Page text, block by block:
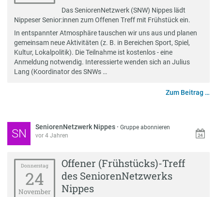
Das SeniorenNetzwerk (SNW) Nippes lädt
Nippeser Senior:innen zum Offenen Treff mit Frühstück ein.
In entspannter Atmosphäre tauschen wir uns aus und planen
gemeinsam neue Aktivitäten (z. B. in Bereichen Sport, Spiel,
Kultur, Lokalpolitik). Die Teilnahme ist kostenlos - eine
Anmeldung notwendig. Interessierte wenden sich an Julius
Lang (Koordinator des SNWs …
Zum Beitrag …
SN SeniorenNetzwerk Nippes ·Gruppe abonnieren
vor 4 Jahren
Donnerstag
24
November
Offener (Frühstücks)-Treff
des SeniorenNetzwerks
Nippes